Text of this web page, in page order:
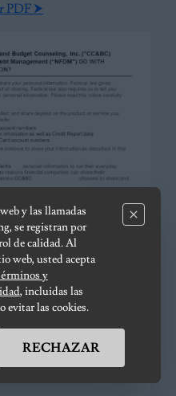
PDF ⮞
y las llamadas
se registran por
de calidad. Al
web, usted acepta
y
, incluidas las
evitar las cookies.
RECHAZAR